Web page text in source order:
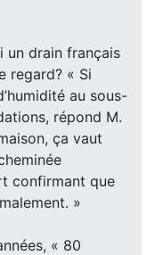
un drain français
regard? « Si
au sous-
répond M.
ça vaut
confirmant que
»
« 80